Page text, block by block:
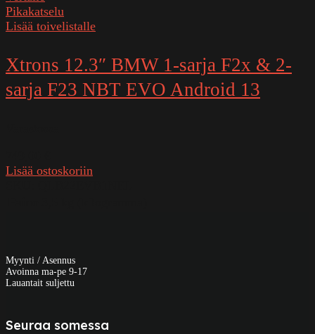
Pikakatselu
Lisää toivelistalle
Xtrons 12.3″ BMW 1-sarja F2x & 2-
sarja F23 NBT EVO Android 13
Lisää ostoskoriin
Myynti / Asennus
Avoinna ma-pe 9-17
Lauantait suljettu
Seuraa somessa